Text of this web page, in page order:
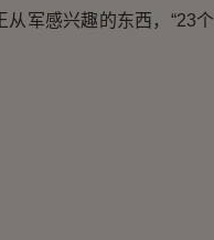
军感兴趣的东西，“23个